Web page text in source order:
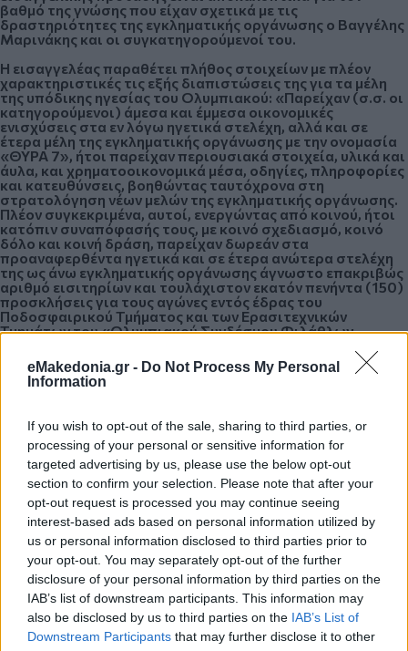
eMakedonia.gr - Do Not Process My Personal
Information
If you wish to opt-out of the sale, sharing to third parties, or
processing of your personal or sensitive information for
targeted advertising by us, please use the below opt-out
section to confirm your selection. Please note that after your
opt-out request is processed you may continue seeing
interest-based ads based on personal information utilized by
us or personal information disclosed to third parties prior to
your opt-out. You may separately opt-out of the further
disclosure of your personal information by third parties on the
IAB’s list of downstream participants. This information may
also be disclosed by us to third parties on the IAB’s List of
Downstream Participants that may further disclose it to other
βαθμό της γνώσης που είχαν σχετικά με τις
δραστηριότητες της εγκληματικής οργάνωσης ο Βαγγέλης
Μαρινάκης και οι συγκατηγορούμενοί του.
Η εισαγγελέας παραθέτει πλήθος στοιχείων με πλέον
χαρακτηριστικές τις εξής διαπιστώσεις της για τα μέλη
της υπόδικης ηγεσίας του Ολυμπιακού: «Παρείχαν (σ.σ. οι
κατηγορούμενοι) άμεσα και έμμεσα οικονομικές
ενισχύσεις στα εν λόγω ηγετικά στελέχη, αλλά και σε
έτερα μέλη της εγκληματικής οργάνωσης με την ονομασία
«ΘΥΡΑ 7», ήτοι παρείχαν περιουσιακά στοιχεία, υλικά και
άυλα, και χρηματοοικονομικά μέσα, οδηγίες, πληροφορίες
και κατευθύνσεις, βοηθώντας ταυτόχρονα στη
στρατολόγηση νέων μελών της εγκληματικής οργάνωσης.
Πλέον συγκεκριμένα, αυτοί, ενεργώντας από κοινού, ήτοι
κατόπιν συναπόφασής τους, με κοινό σχεδιασμό, κοινό
δόλο και κοινή δράση, παρείχαν δωρεάν στα
προαναφερθέντα ηγετικά και σε έτερα ανώτερα στελέχη
της ως άνω εγκληματικής οργάνωσης άγνωστο επακριβώς
αριθμό εισιτηρίων και τουλάχιστον εκατόν πενήντα (150)
προσκλήσεις για τους αγώνες εντός έδρας του
Ποδοσφαιρικού Τμήματος και των Ερασιτεχνικών
Τμημάτων του «Ολυμπιακού Συνδέσμου Φιλάθλων
τα διαθέτουν παρανόμως, κυρίως στον περιβάλλοντα
χώρο του σταδίου «Γεώργιος Καραϊσκάκης» και του
Κλειστού Γυμναστηρίου Ρέντη «Μελίνα Μερκούρη», είτε
ανώτερη της αναγραφόμενης τιμή, ώστε να αποκομίζουν
κέρδος από την εν λόγω δραστηριότητα και να το
χρησιμοποιούν για την εκτέλεση των εγκληματικών
ενεργειών της εγκληματικής τους οργάνωσης. Για τον ίδιο
λόγο, παρείχαν περαιτέρω σε μέλη της εγκληματικής
οργάνωσης την άδεια να βρίσκονται στις εισόδους
(θύρες) του Σταδίου «Γεώργιος Καραϊσκάκης» και του
Κλειστού Γυμναστηρίου Ρέντη «Μελίνα Μερκούρη»,
ενόψει και κατά τη διεξαγωγή των εντός έδρας αγώνων
του Ποδοσφαιρικού Τμήματος και των Ερασιτεχνικών
Τμημάτων του Ολυμπιακού και να επιτρέπουν την είσοδο
οπαδών στο γήπεδο χωρίς την κατοχή αντίστοιχου
εισιτηρίου, είτε επ' αμοιβή τους, η οποία κυμαινόταν από
20 έως 50 ευρώ περίπου, είτε δωρεάν, δίνοντας τους, με
τον τρόπο αυτό, επιπλέον χρηματοοικονομική ενίσχυση
και προσφέροντάς τους μέσα για τη στρατολόγηση νέων